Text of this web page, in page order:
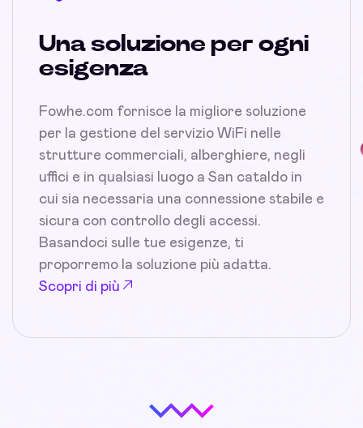
Una soluzione per ogni
esigenza
Fowhe.com fornisce la migliore soluzione
per la gestione del servizio WiFi nelle
strutture commerciali, alberghiere, negli
uffici e in qualsiasi luogo a San cataldo in
cui sia necessaria una connessione stabile e
sicura con controllo degli accessi.
Basandoci sulle tue esigenze, ti
proporremo la soluzione più adatta.
Scopri di più